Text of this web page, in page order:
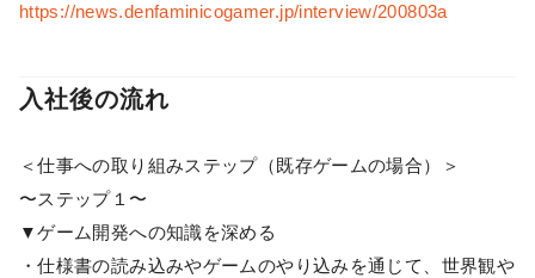
https://news.denfaminicogamer.jp/interview/200803a
入社後の流れ
＜仕事への取り組みステップ（既存ゲームの場合）＞
〜ステップ１〜
▼ゲーム開発への知識を深める
・仕様書の読み込みやゲームのやり込みを通じて、世界観や